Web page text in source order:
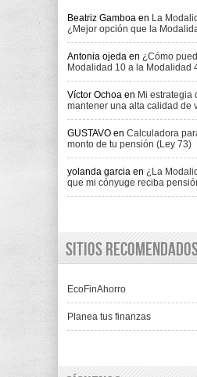
Beatriz Gamboa en La
¿Mejor opción que la
Antonia ojeda en ¿Cómo
Modalidad 10 a la Modalidad
Víctor Ochoa en Mi estrategia
mantener una alta calidad de
GUSTAVO en Calculadora
monto de tu pensión (Ley 73)
yolanda garcia en ¿La
que mi cónyuge reciba
Sitios
EcoFinAhorro
Planea tus finanzas